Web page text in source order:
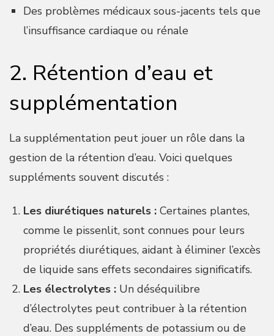
Des problèmes médicaux sous-jacents tels que
l’insuffisance cardiaque ou rénale
2. Rétention d’eau et
supplémentation
La supplémentation peut jouer un rôle dans la
gestion de la rétention d’eau. Voici quelques
suppléments souvent discutés :
Les diurétiques naturels : Certaines plantes,
comme le pissenlit, sont connues pour leurs
propriétés diurétiques, aidant à éliminer l’excès
de liquide sans effets secondaires significatifs.
Les électrolytes : Un déséquilibre
d’électrolytes peut contribuer à la rétention
d’eau. Des suppléments de potassium ou de